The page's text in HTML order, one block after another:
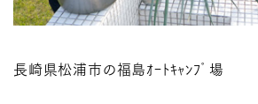
長崎県松浦市の福島ｵｰﾄｷｬﾝﾌﾟ場